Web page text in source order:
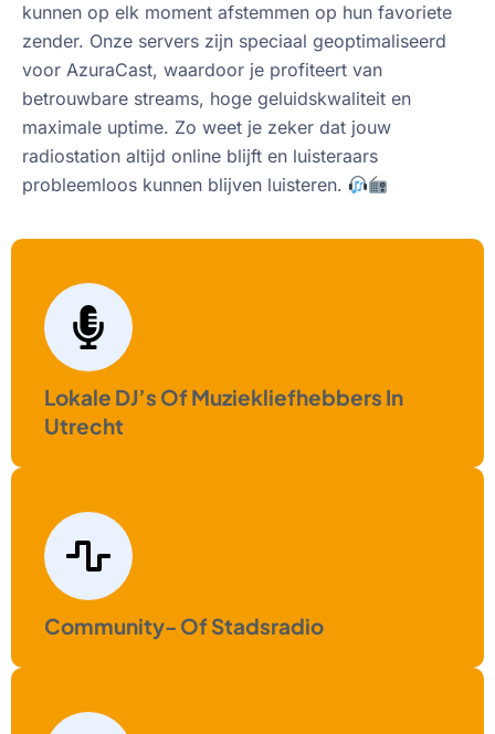
kunnen op elk moment afstemmen op hun favoriete
zender. Onze servers zijn speciaal geoptimaliseerd
voor AzuraCast, waardoor je profiteert van
betrouwbare streams, hoge geluidskwaliteit en
maximale uptime. Zo weet je zeker dat jouw
radiostation altijd online blijft en luisteraars
probleemloos kunnen blijven luisteren.
Lokale DJ’s Of Muziekliefhebbers In
Utrecht
Community- Of Stadsradio